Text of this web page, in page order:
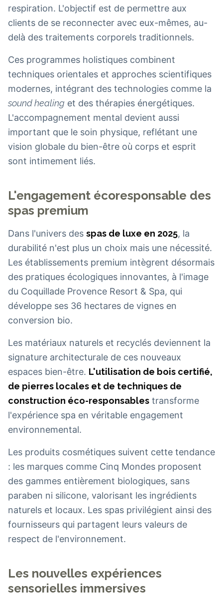
respiration. L'objectif est de permettre aux
clients de se reconnecter avec eux-mêmes, au-
delà des traitements corporels traditionnels.
Ces programmes holistiques combinent
techniques orientales et approches scientifiques
modernes, intégrant des technologies comme la
sound healing et des thérapies énergétiques.
L'accompagnement mental devient aussi
important que le soin physique, reflétant une
vision globale du bien-être où corps et esprit
sont intimement liés.
L'engagement écoresponsable des
spas premium
Dans l'univers des spas de luxe en 2025, la
durabilité n'est plus un choix mais une nécessité.
Les établissements premium intègrent désormais
des pratiques écologiques innovantes, à l'image
du Coquillade Provence Resort & Spa, qui
développe ses 36 hectares de vignes en
conversion bio.
Les matériaux naturels et recyclés deviennent la
signature architecturale de ces nouveaux
espaces bien-être. L'utilisation de bois certifié,
de pierres locales et de techniques de
construction éco-responsables transforme
l'expérience spa en véritable engagement
environnemental.
Les produits cosmétiques suivent cette tendance
: les marques comme Cinq Mondes proposent
des gammes entièrement biologiques, sans
paraben ni silicone, valorisant les ingrédients
naturels et locaux. Les spas privilégient ainsi des
fournisseurs qui partagent leurs valeurs de
respect de l'environnement.
Les nouvelles expériences
sensorielles immersives